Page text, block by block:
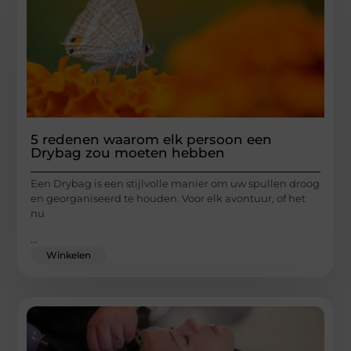
5 redenen waarom elk persoon een
Drybag zou moeten hebben
Een Drybag is een stijlvolle manier om uw spullen droog
en georganiseerd te houden. Voor elk avontuur, of het
nu
...
Winkelen